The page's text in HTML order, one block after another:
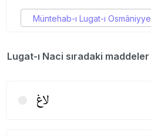
Müntehab-ı Lugat-ı Osmâniyye
Lugat-ı Naci sıradaki maddeler
لاغ